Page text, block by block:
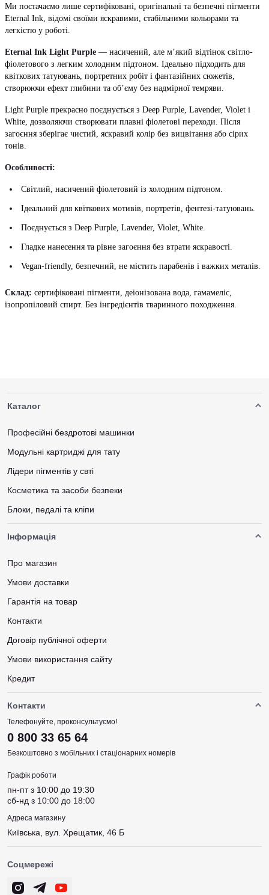
Ми постачаємо лише сертифіковані, оригінальні та безпечні пігменти
Eternal Ink, відомі своїми яскравими, стабільними кольорами та
легкістю у роботі.
Eternal Ink Light Purple — насичений, але м’який відтінок світло-
фіолетового з легким холодним підтоном. Ідеально підходить для
квіткових татуювань, портретних робіт і фантазійних сюжетів,
створюючи ефект глибини та об’єму без надмірної темряви.
Light Purple прекрасно поєднується з Deep Purple, Lavender, Violet і
White, дозволяючи створювати плавні фіолетові переходи. Після
загоєння зберігає чистий, яскравий колір без вицвітання або сірих
тонів.
Особливості:
Світлий, насичений фіолетовий із холодним підтоном.
Ідеальний для квіткових мотивів, портретів, фентезі-татуювань.
Поєднується з Deep Purple, Lavender, Violet, White.
Гладке нанесення та рівне загоєння без втрати яскравості.
Vegan-friendly, безпечний, не містить парабенів і важких металів.
Склад: сертифіковані пігменти, деіонізована вода, гамамеліс,
ізопропіловий спирт. Без інгредієнтів тваринного походження.
Каталог
Професійні бездротові машинки
Модульні картриджі для тату
Лідери пігментів у свті
Косметика та засоби безпеки
Блоки, педалі та кліпи
Інформація
Про магазин
Умови доставки
Гарантія на товар
Контакти
Договір публічної оферти
Умови використання сайту
Кредит
Контакти
Телефонуйте, проконсультуємо!
0 800 33 65 64
Безкоштовно з мобільних і стаціонарних номерів
Графік роботи
пн-пт з 10:00 до 19:30
сб-нд з 10:00 до 18:00
Адреса магазину
Київська, вул. Хрещатик, 46 Б
Соцмережі